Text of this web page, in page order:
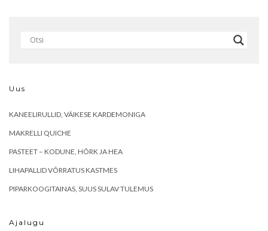
Uus
KANEELIRULLID, VÄIKESE KARDEMONIGA
MAKRELLI QUICHE
PASTEET – KODUNE, HÕRK JA HEA
LIHAPALLID VÕRRATUS KASTMES
PIPARKOOGITAINAS, SUUS SULAV TULEMUS
Ajalugu